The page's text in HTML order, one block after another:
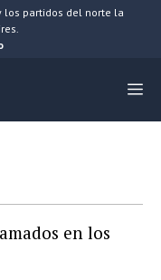
los partidos del norte la
en los